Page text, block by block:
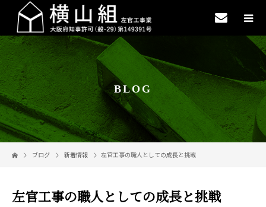
BLOG
ブログ 新着情報 左官工事の職人としての成長と挑戦
左官工事の職人としての成長と挑戦